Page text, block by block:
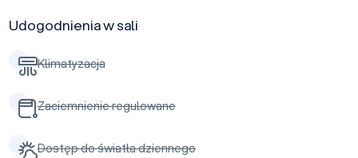
Udogodnienia w sali
Klimatyzacja
Zaciemnienie regulowane
Dostęp do światła dziennego